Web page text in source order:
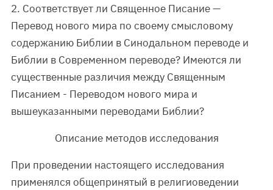
2. Соответствует ли Священное Писание —
Перевод нового мира по своему смысловому
содержанию Библии в Синодальном переводе и
Библии в Современном переводе? Имеются ли
существенные различия между Священным
Писанием - Переводом нового мира и
вышеуказанными переводами Библии?
Описание методов исследования
При проведении настоящего исследования
применялся общепринятый в религиоведении